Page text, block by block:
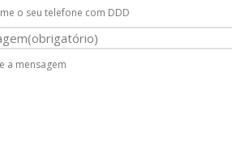
(obrigatório)